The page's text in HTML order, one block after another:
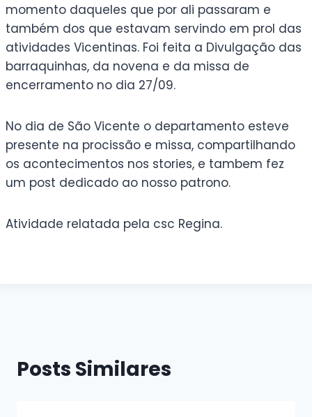
momento daqueles que por ali passaram e
também dos que estavam servindo em prol das
atividades Vicentinas. Foi feita a Divulgação das
barraquinhas, da novena e da missa de
encerramento no dia 27/09.
No dia de São Vicente o departamento esteve
presente na procissão e missa, compartilhando
os acontecimentos nos stories, e tambem fez
um post dedicado ao nosso patrono.
Atividade relatada pela csc Regina.
Posts Similares